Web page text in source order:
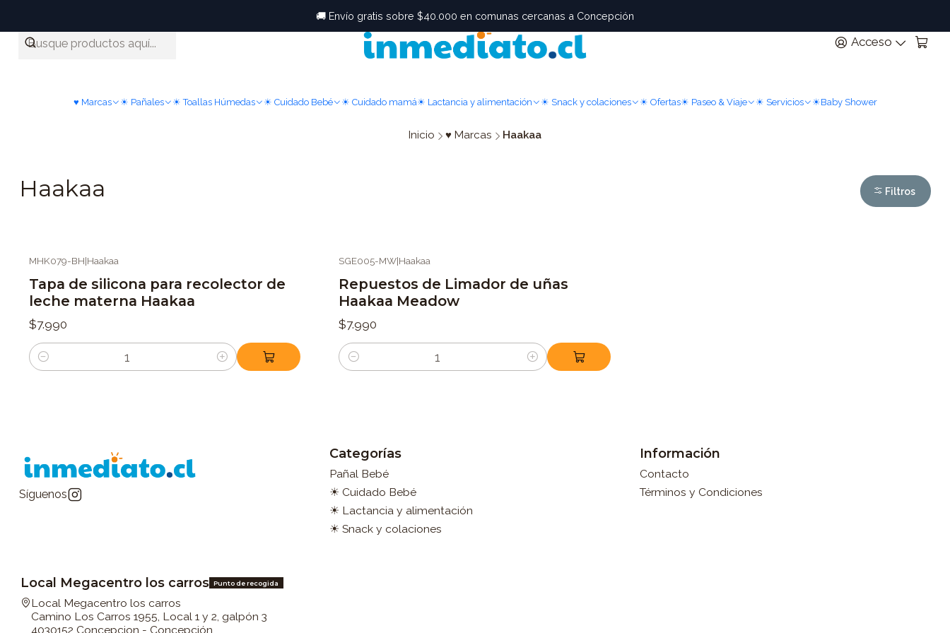
Acceso
♥ Marcas ☀ Pañales ☀ Toallas Húmedas ☀ Cuidado Bebé ☀ Cuidado mamá☀ Lactancia y alimentación ☀ Snack y colaciones ☀ Ofertas☀ Paseo & Viaje ☀ Servicios ☀Baby Shower
🚚 Envío gratis sobre $40.000 en comunas cercanas a Concepción
Inicio ♥ Marcas Haakaa
Haakaa Filtros
MHK079-BH|Haakaa
Tapa de silicona para recolector de
leche materna Haakaa
$7.990
Cantidad
SGE005-MW|Haakaa
Repuestos de Limador de uñas
Haakaa Meadow
$7.990
Cantidad
Síguenos
Categorías
Pañal Bebé
☀ Cuidado Bebé
☀ Lactancia y alimentación
☀ Snack y colaciones
Información
Contacto
Términos y Condiciones
Local Megacentro los carros Punto de recogida
Local Megacentro los carros
Camino Los Carros 1955, Local 1 y 2, galpón 3
4030152 Concepcion - Concepción